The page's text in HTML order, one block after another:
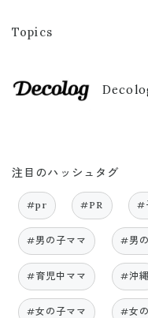
Topics
注目のハッシュタグ
#pr #PR #
#男の子ママ #男
#育児中ママ #沖縄
#女の子ママ #女